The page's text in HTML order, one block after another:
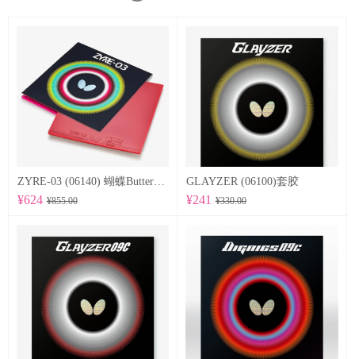
ZYRE-03 (06140) 蝴蝶Butterfly 专业反胶套胶
¥624 ¥855.00
GLAYZER (06100)套胶
¥241 ¥330.00